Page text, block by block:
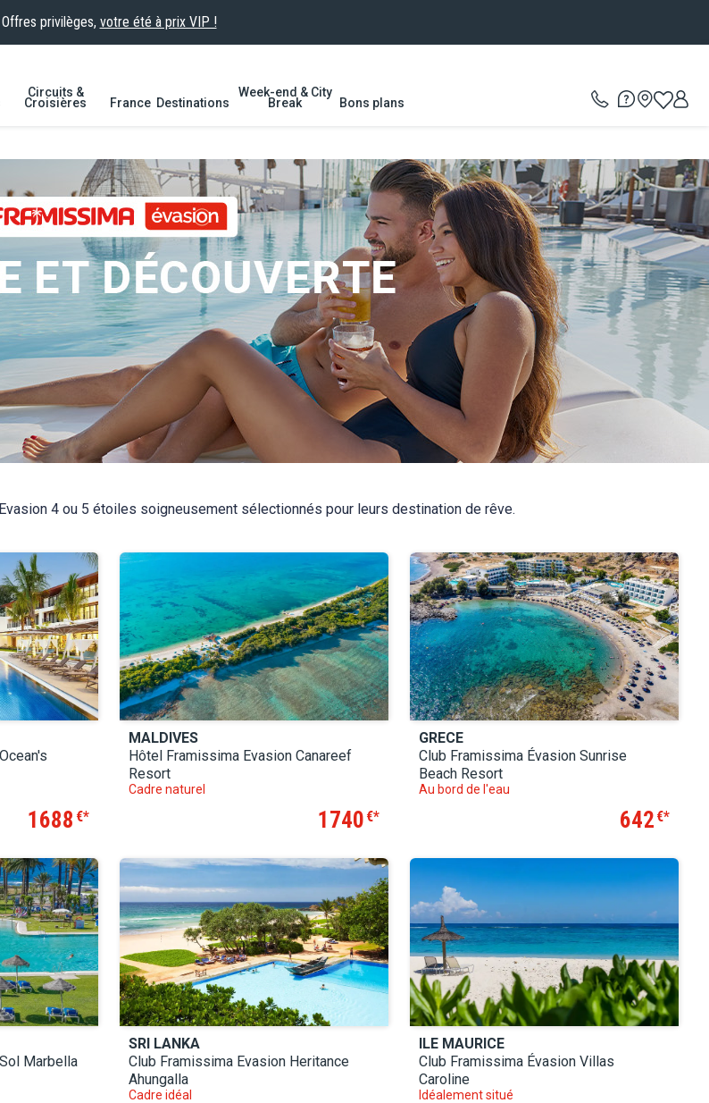
Offres privilèges, votre été à prix VIP !
Circuits &
Croisières France Destinations
Week-end & City
Break Bons plans
4 ou 5 étoiles soigneusement sélectionnés pour leurs destination de rêve.
1688 €
MALDIVES
Hôtel Framissima Evasion Canareef
Resort
Cadre naturel
1740 €
GRECE
Club Framissima Évasion Sunrise
Beach Resort
Au bord de l'eau
642 €
Marbella
SRI LANKA
Club Framissima Evasion Heritance
Ahungalla
Cadre idéal
ILE MAURICE
Club Framissima Évasion Villas
Caroline
Idéalement situé